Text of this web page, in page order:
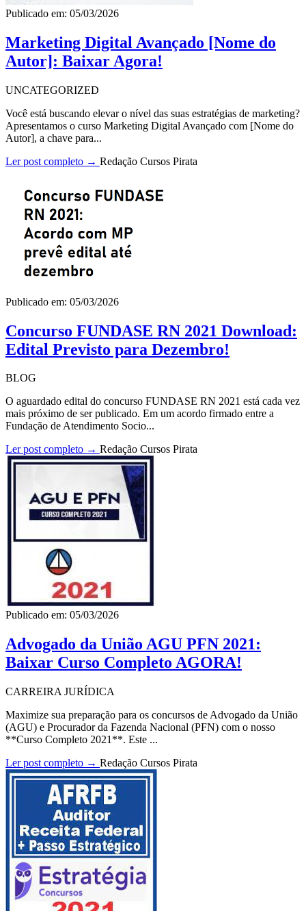
Publicado em: 05/03/2026
Marketing Digital Avançado [Nome do
Autor]: Baixar Agora!
UNCATEGORIZED
Você está buscando elevar o nível das suas estratégias de marketing?
Apresentamos o curso Marketing Digital Avançado com [Nome do
Autor], a chave para...
Ler post completo → Redação Cursos Pirata
Publicado em: 05/03/2026
Concurso FUNDASE RN 2021 Download:
Edital Previsto para Dezembro!
BLOG
O aguardado edital do concurso FUNDASE RN 2021 está cada vez
mais próximo de ser publicado. Em um acordo firmado entre a
Fundação de Atendimento Socio...
Ler post completo → Redação Cursos Pirata
Publicado em: 05/03/2026
Advogado da União AGU PFN 2021:
Baixar Curso Completo AGORA!
CARREIRA JURÍDICA
Maximize sua preparação para os concursos de Advogado da União
(AGU) e Procurador da Fazenda Nacional (PFN) com o nosso
**Curso Completo 2021**. Este ...
Ler post completo → Redação Cursos Pirata